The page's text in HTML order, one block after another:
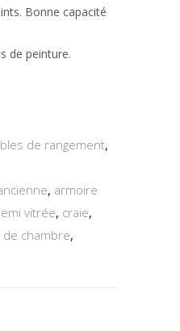
Bonne capacité
de peinture.
de rangement,
, armoire
vitrée, craie,
chambre,